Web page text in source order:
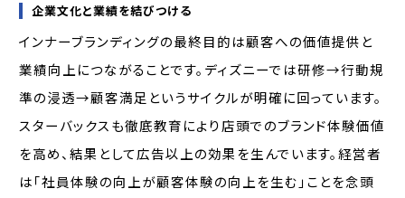
企業文化と業績を結びつける
インナーブランディングの最終目的は顧客への価値提供と
業績向上につながることです。ディズニーでは研修→行動規
準の浸透→顧客満足というサイクルが明確に回っています。
スターバックスも徹底教育により店頭でのブランド体験価値
を高め、結果として広告以上の効果を生んでいます。経営者
は「社員体験の向上が顧客体験の向上を生む」ことを念頭